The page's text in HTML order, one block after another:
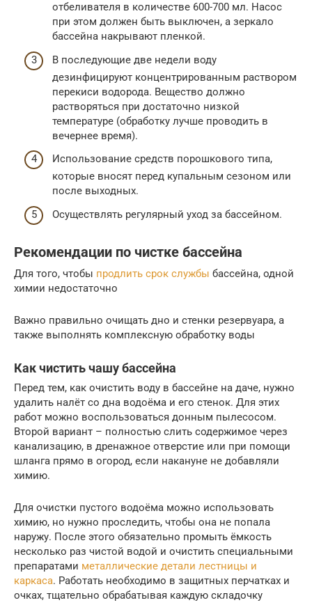
отбеливателя в количестве 600-700 мл. Насос
при этом должен быть выключен, а зеркало
бассейна накрывают пленкой.
В последующие две недели воду
дезинфицируют концентрированным раствором
перекиси водорода. Вещество должно
растворяться при достаточно низкой
температуре (обработку лучше проводить в
вечернее время).
Использование средств порошкового типа,
которые вносят перед купальным сезоном или
после выходных.
Осуществлять регулярный уход за бассейном.
Рекомендации по чистке бассейна
Для того, чтобы продлить срок службы бассейна, одной
химии недостаточно
Важно правильно очищать дно и стенки резервуара, а
также выполнять комплексную обработку воды
Как чистить чашу бассейна
Перед тем, как очистить воду в бассейне на даче, нужно
удалить налёт со дна водоёма и его стенок. Для этих
работ можно воспользоваться донным пылесосом.
Второй вариант – полностью слить содержимое через
канализацию, в дренажное отверстие или при помощи
шланга прямо в огород, если накануне не добавляли
химию.
Для очистки пустого водоёма можно использовать
химию, но нужно проследить, чтобы она не попала
наружу. После этого обязательно промыть ёмкость
несколько раз чистой водой и очистить специальными
препаратами металлические детали лестницы и
каркаса. Работать необходимо в защитных перчатках и
очках, тщательно обрабатывая каждую складочку